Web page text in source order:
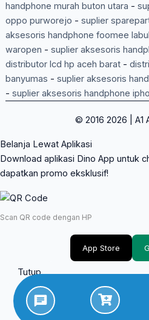
handphone murah buton utara -
oppo purworejo - suplier
aksesoris handphone foomee
waropen - suplier aksesoris
distributor lcd hp aceh barat-
banyumas - suplier aksesoris
- suplier aksesoris handphone
© 2016 2026 | A1
Belanja Lewat Aplikasi
Download aplikasi Dino App untuk
dapatkan promo eksklusif!
Scan QR code dengan HP
App Store
Tutup